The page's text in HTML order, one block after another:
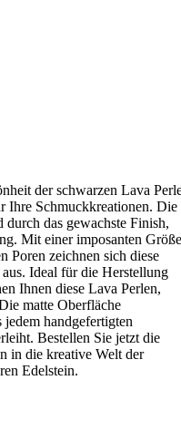
der schwarzen Lava
Ihre Schmuckkreationen. Die
das gewachste Finish,
Mit einer imposanten Größe
Poren zeichnen sich diese
Ideal für die Herstellung
Ihnen diese Lava Perlen,
matte Oberfläche
handgefertigten
Bestellen Sie jetzt die
in die kreative Welt der
Edelstein.